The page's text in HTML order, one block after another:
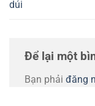
dúi
Để lại một
Bạn phải đăng